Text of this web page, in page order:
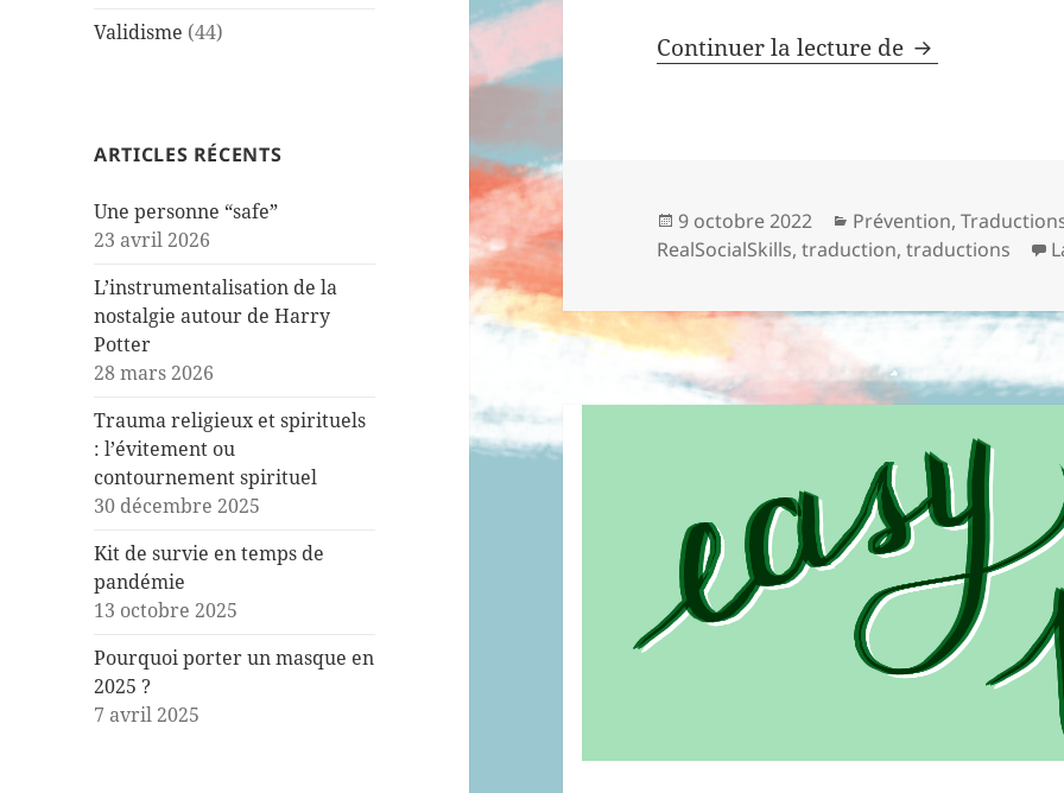
Validisme (44)
ARTICLES RÉCENTS
Une personne “safe”
23 avril 2026
L’instrumentalisation de la
nostalgie autour de Harry
Potter
28 mars 2026
Trauma religieux et spirituels
: l’évitement ou
contournement spirituel
30 décembre 2025
Kit de survie en temps de
pandémie
13 octobre 2025
Pourquoi porter un masque en
2025 ?
7 avril 2025
Continuer la lecture de Avoir de
Publié
le
9 octobre 2022 Catégories
Prévention,
RealSocialSkills,traduction,traductions